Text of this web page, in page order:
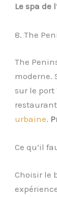
Le spa de
8. The
The
moderne.
sur le port
urbaine.
Ce qu’il
Choisir le